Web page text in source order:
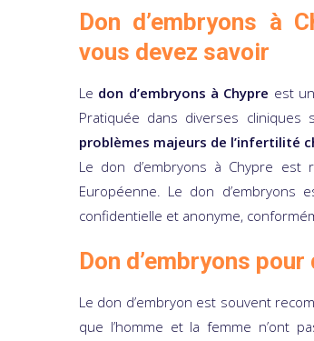
Don d’embryons à
vous devez savoir
Le don d’embryons à Chypre est
Pratiquée dans diverses cliniques
problèmes majeurs de l’infertilité
Le don d’embryons à Chypre
Européenne. Le don d’embryons
confidentielle et anonyme,
Don d’embryons pour
Le don d’embryon est souvent
que l’homme et la femme n’ont